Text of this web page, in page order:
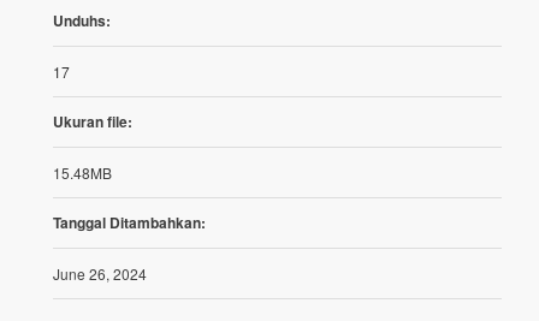
Unduhs:
17
Ukuran file:
15.48MB
Tanggal Ditambahkan:
June 26, 2024